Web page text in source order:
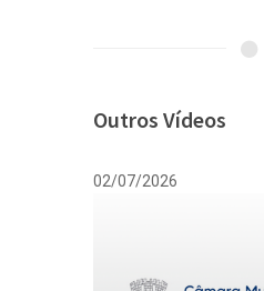
Outros Vídeos
02/07/2026